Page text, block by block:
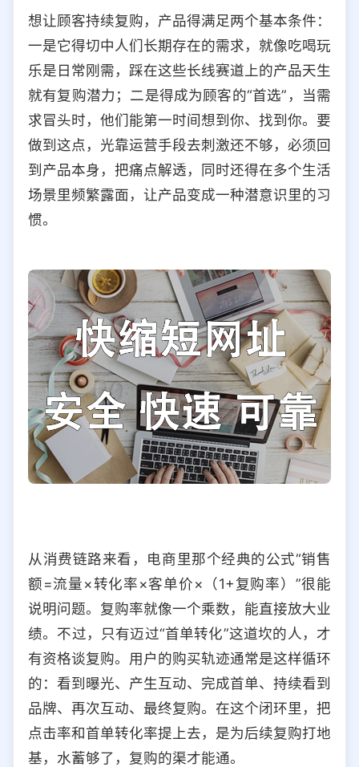
想让顾客持续复购，产品得满足两个基本条件：
一是它得切中人们长期存在的需求，就像吃喝玩
乐是日常刚需，踩在这些长线赛道上的产品天生
就有复购潜力；二是得成为顾客的“首选”，当需
求冒头时，他们能第一时间想到你、找到你。要
做到这点，光靠运营手段去刺激还不够，必须回
到产品本身，把痛点解透，同时还得在多个生活
场景里频繁露面，让产品变成一种潜意识里的习
惯。
从消费链路来看，电商里那个经典的公式“销售
额=流量×转化率×客单价×（1+复购率）”很能
说明问题。复购率就像一个乘数，能直接放大业
绩。不过，只有迈过“首单转化”这道坎的人，才
有资格谈复购。用户的购买轨迹通常是这样循环
的：看到曝光、产生互动、完成首单、持续看到
品牌、再次互动、最终复购。在这个闭环里，把
点击率和首单转化率提上去，是为后续复购打地
基，水蓄够了，复购的渠才能通。